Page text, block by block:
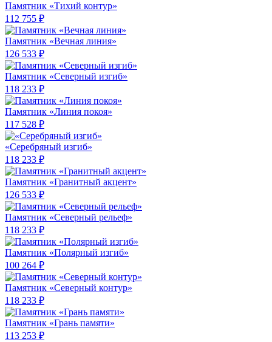
Памятник «Тихий контур»
112 755 ₽
Памятник «Вечная линия»
126 533 ₽
Памятник «Северный изгиб»
118 233 ₽
Памятник «Линия покоя»
117 528 ₽
«Серебряный изгиб»
118 233 ₽
Памятник «Гранитный акцент»
126 533 ₽
Памятник «Северный рельеф»
118 233 ₽
Памятник «Полярный изгиб»
100 264 ₽
Памятник «Северный контур»
118 233 ₽
Памятник «Грань памяти»
113 253 ₽